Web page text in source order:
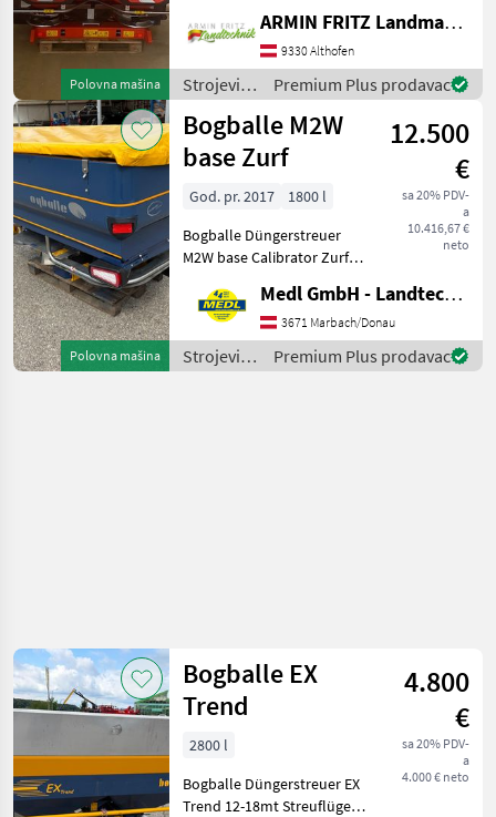
Polovna mašina
verkaufen, 3200 Liter
Vollausstattung, mit
Beleuchtung, weitere
Informationen bitte telefo
ARMIN FRITZ Landmaschinen und Kfz-Technik GmbH
9330 Althofen
Strojevi
za
đubrenje,
gnojenje i
navodnjavanje
/ Rauch
Premium Plus prodavac
Polovna mašina
Bogballe M2W
base Zurf
12.500
€
sa 20% PDV-
a
10.416,67 €
neto
God. pr. 2017
1800 l
Bogballe Düngerstreuer
M2W base Calibrator Zurf
Rührwerk Kotfänger
Hangneigungssensor
Signalkabel Plane NEU
Beleuchtung LED NEU
Medl GmbH - Landtechnik Großhandel
3671 Marbach/Donau
Strojevi
za
Premium Plus prodavac
Bogballe EX
Trend
4.800
€
sa 20% PDV-
a
4.000 € neto
2800 l
Bogballe Düngerstreuer EX
Trend 12-18mt Streuflügel